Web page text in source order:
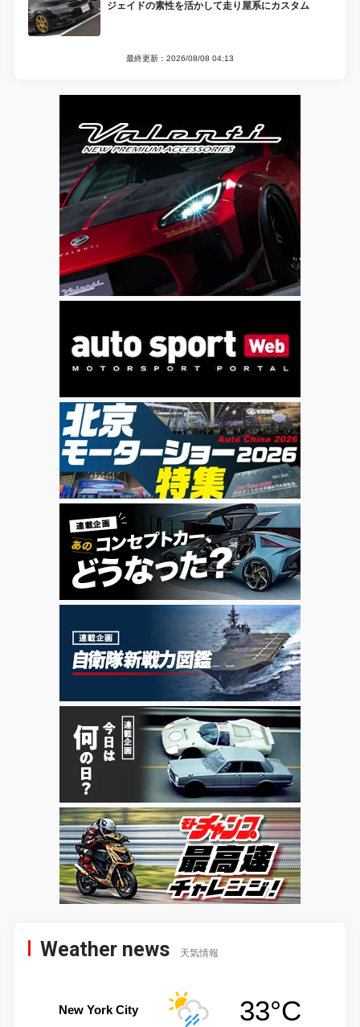
ジェイドの素性を活かして走り屋系にカスタム
最終更新：2026/08/08 04:13
Weather news 天気情報
New York City 33°C